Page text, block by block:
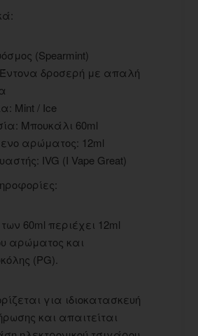
(Spearmint)
δροσερή με απαλή
Mint / Ice
Μπουκάλι 60ml
αρώματος: 12ml
IVG (I Vape Great)
60ml περιέχει 12ml
αρώματος και
(PG).
για ιδιοκατασκευή
και απαιτείται